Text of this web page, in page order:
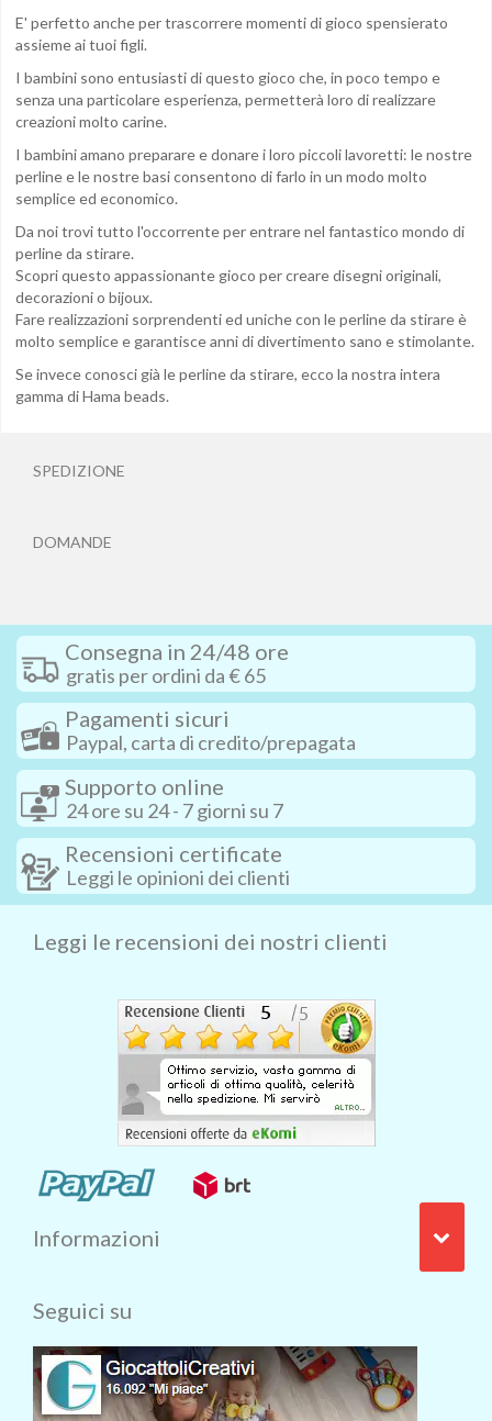
E' perfetto anche per trascorrere momenti di gioco spensierato
assieme ai tuoi figli.
I bambini sono entusiasti di questo gioco che, in poco tempo e
senza una particolare esperienza, permetterà loro di realizzare
creazioni molto carine.
I bambini amano preparare e donare i loro piccoli lavoretti: le nostre
perline e le nostre basi consentono di farlo in un modo molto
semplice ed economico.
Da noi trovi tutto l'occorrente per entrare nel fantastico mondo di
perline da stirare.
Scopri questo appassionante gioco per creare disegni originali,
decorazioni o bijoux.
Fare realizzazioni sorprendenti ed uniche con le perline da stirare è
molto semplice e garantisce anni di divertimento sano e stimolante.
Se invece conosci già le perline da stirare, ecco la nostra intera
gamma di Hama beads.
SPEDIZIONE
DOMANDE
Consegna in 24/48 ore
gratis per ordini da € 65
Pagamenti sicuri
Paypal, carta di credito/prepagata
Supporto online
24 ore su 24 - 7 giorni su 7
Recensioni certificate
Leggi le opinioni dei clienti
Leggi le recensioni dei nostri clienti
Informazioni
Seguici su